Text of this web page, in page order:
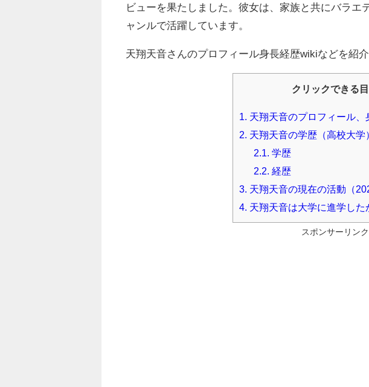
ビューを果たしました。彼女は、家族と共にバラエ
ャンルで活躍しています。
天翔天音さんのプロフィール身長経歴wikiなどを紹介
クリックできる
1.
天翔天音のプロフィール、
2.
天翔天音の学歴（高校大学
2.1.
学歴
2.2. 経歴
3. 天翔天音の現在の活動（
4. 天翔天音は大学に進学した
スポンサーリンク